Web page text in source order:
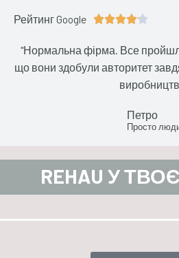
Рейтинг Google 
1
/
5
"Нормальна фірма. Все
що вони здобули авторитет
Петро
Просто
REHAU У